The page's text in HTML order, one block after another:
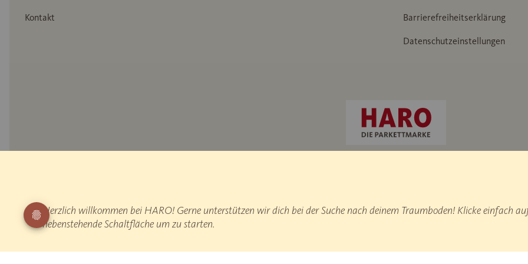
Herzlich willkommen bei HARO! Gerne unterstützen wir dich bei der Suche nach deinem Traumboden! Klicke einfach
nebenstehende Schaltfläche um zu starten.
Kontakt Barrierefreiheitserklärung
Datenschutzeinstellungen
** Messung des reflektierten Gehschalls: EPLF WD 021029-5 „Impulshammer“ / IHD Werknorm 438
„Begehen“
¹ HARO ist Deutschlands führender Parketthersteller nach Zahlen der Produktionsstatistik.